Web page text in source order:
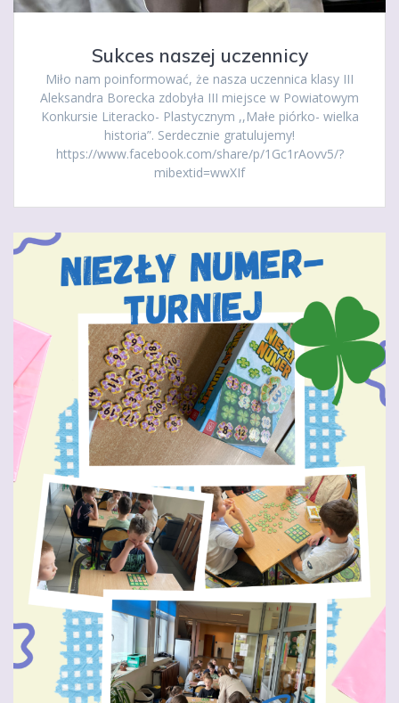
Sukces naszej uczennicy
Miło nam poinformować, że nasza uczennica klasy III
Aleksandra Borecka zdobyła III miejsce w Powiatowym
Konkursie Literacko- Plastycznym ,,Małe piórko- wielka
historia”. Serdecznie gratulujemy!
https://www.facebook.com/share/p/1Gc1rAovv5/?
mibextid=wwXIf